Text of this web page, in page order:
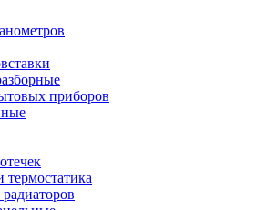
приборов